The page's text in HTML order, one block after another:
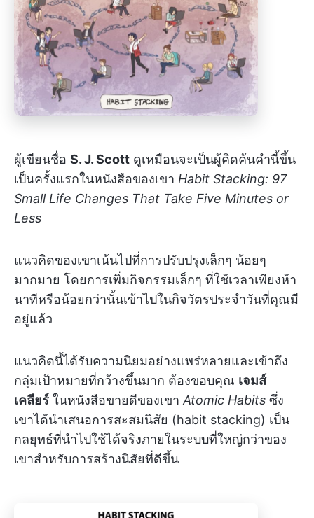
ผู้เขียนชื่อ S. J. Scott ดูเหมือนจะเป็นผู้คิดค้นคำนี้ขึ้น
เป็นครั้งแรกในหนังสือของเขา Habit Stacking: 97
Small Life Changes That Take Five Minutes or
Less
แนวคิดของเขาเน้นไปที่การปรับปรุงเล็กๆ น้อยๆ
มากมาย โดยการเพิ่มกิจกรรมเล็กๆ ที่ใช้เวลาเพียงห้า
นาทีหรือน้อยกว่านั้นเข้าไปในกิจวัตรประจำวันที่คุณมี
อยู่แล้ว
แนวคิดนี้ได้รับความนิยมอย่างแพร่หลายและเข้าถึง
กลุ่มเป้าหมายที่กว้างขึ้นมาก ต้องขอบคุณ เจมส์
เคลียร์ ในหนังสือขายดีของเขา Atomic Habits ซึ่ง
เขาได้นำเสนอการสะสมนิสัย (habit stacking) เป็น
กลยุทธ์ที่นำไปใช้ได้จริงภายในระบบที่ใหญ่กว่าของ
เขาสำหรับการสร้างนิสัยที่ดีขึ้น